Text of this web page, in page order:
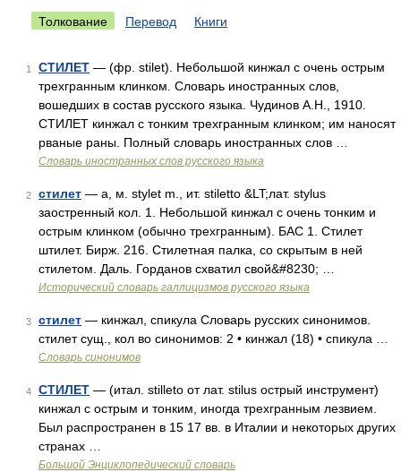
Толкование Перевод Книги
1 СТИЛЕТ — (фр. stilet). Небольшой кинжал с очень острым
трехгранным клинком. Словарь иностранных слов,
вошедших в состав русского языка. Чудинов А.Н., 1910.
СТИЛЕТ кинжал с тонким трехгранным клинком; им наносят
рваные раны. Полный словарь иностранных слов …
Словарь иностранных слов русского языка
2 стилет — а, м. stylet m., ит. stiletto &LT;лат. stylus
заостренный кол. 1. Небольшой кинжал с очень тонким и
острым клинком (обычно трехгранным). БАС 1. Стилет
штилет. Бирж. 216. Стилетная палка, со скрытым в ней
стилетом. Даль. Горданов схватил свой&#8230; …
Исторический словарь галлицизмов русского языка
3 стилет — кинжал, спикула Словарь русских синонимов.
стилет сущ., кол во синонимов: 2 • кинжал (18) • спикула …
Словарь синонимов
4 СТИЛЕТ — (итал. stilleto от лат. stilus острый инструмент)
кинжал с острым и тонким, иногда трехгранным лезвием.
Был распространен в 15 17 вв. в Италии и некоторых других
странах …
Большой Энциклопедический словарь